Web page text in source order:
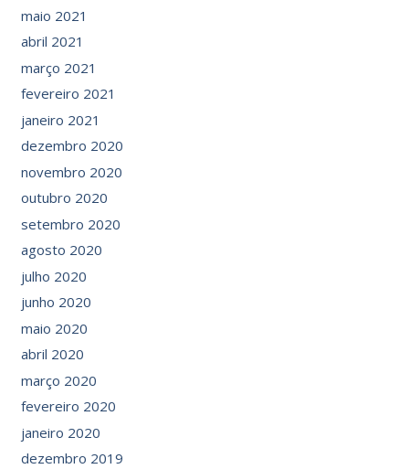
maio 2021
abril 2021
março 2021
fevereiro 2021
janeiro 2021
dezembro 2020
novembro 2020
outubro 2020
setembro 2020
agosto 2020
julho 2020
junho 2020
maio 2020
abril 2020
março 2020
fevereiro 2020
janeiro 2020
dezembro 2019